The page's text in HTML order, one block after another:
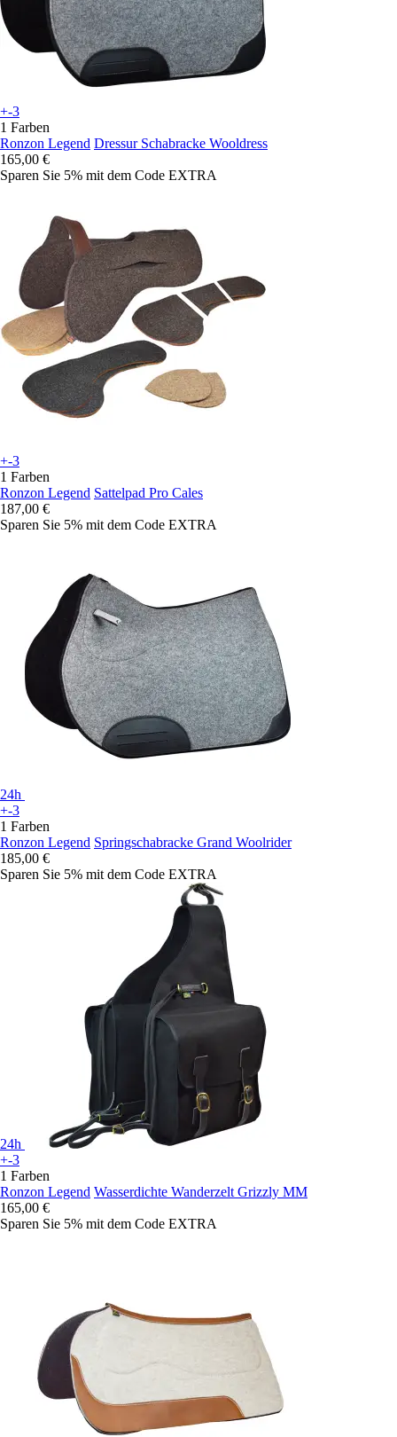
+-3
1 Farben
Ronzon Legend Dressur Schabracke Wooldress
165,00 €
Sparen Sie 5% mit dem Code EXTRA
+-3
1 Farben
Ronzon Legend Sattelpad Pro Cales
187,00 €
Sparen Sie 5% mit dem Code EXTRA
24h
+-3
1 Farben
Ronzon Legend Springschabracke Grand Woolrider
185,00 €
Sparen Sie 5% mit dem Code EXTRA
24h
+-3
1 Farben
Ronzon Legend Wasserdichte Wanderzelt Grizzly MM
165,00 €
Sparen Sie 5% mit dem Code EXTRA